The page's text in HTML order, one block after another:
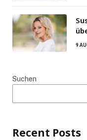
9
Suchen
Recent Posts